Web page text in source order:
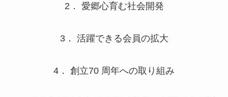
2． 愛郷心育む社会開発
3． 活躍できる会員の拡大
4． 創立70 周年への取り組み